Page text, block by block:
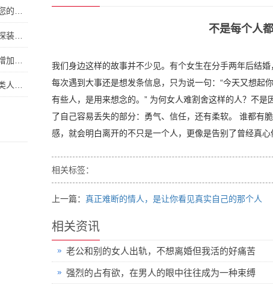
不是每个人
我们身边这样的故事并不少见。有个女生在分手两年后结
每次遇到大事还是想发条信息，只为说一句：“今天又想起
有些人，是用来想念的。” 为何女人难割舍这样的人？不
了自己容易丢失的部分：勇气、信任，还有柔软。 谁都有
感，就会明白离开的不只是一个人，更像是告别了曾经真心
相关标签：
上一篇： 真正难断的情人，是让你看见真实自己的那个人
相关资讯
老公和别的女人出轨，不想离婚但我活的好痛苦
强烈的占有欲，在男人的眼中往往成为一种束缚